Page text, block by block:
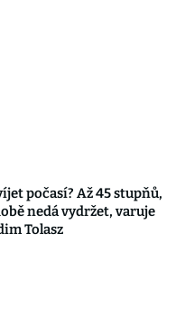
počasí? Až 45 stupňů,
nedá vydržet, varuje
Tolasz